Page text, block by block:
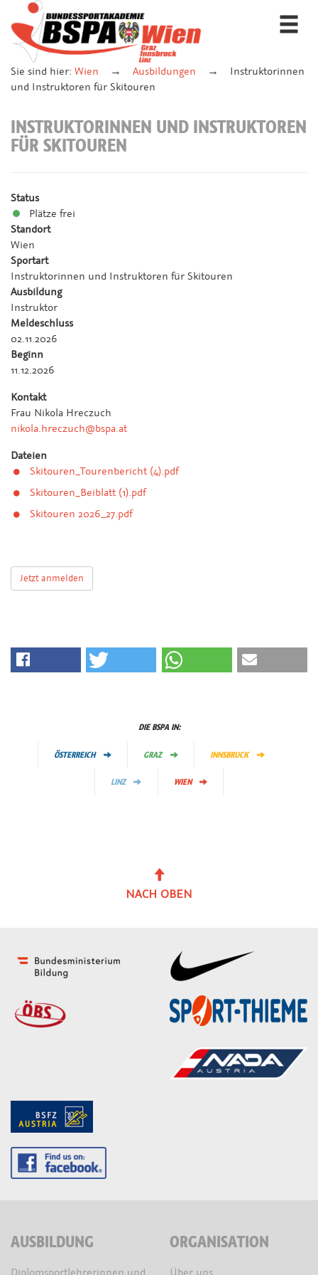
Sie sind hier: Wien Ausbildungen
Instruktorinnen
und Instruktoren für Skitouren
INSTRUKTORINNEN UND INSTRUKTOREN
FÜR SKITOUREN
Status
Plätze frei
Standort
Wien
Sportart
Instruktorinnen und Instruktoren für Skitouren
Ausbildung
Instruktor
Meldeschluss
02.11.2026
Beginn
11.12.2026
Kontakt
Frau Nikola Hreczuch
nikola.hreczuch@bspa.at
Dateien
Skitouren_Tourenbericht (4).pdf
Skitouren_Beiblatt (1).pdf
Skitouren 2026_27.pdf
Jetzt anmelden
DIE BSPA IN:
ÖSTERREICH GRAZ INNSBRUCK
LINZ WIEN
NACH OBEN
AUSBILDUNG ORGANISATION